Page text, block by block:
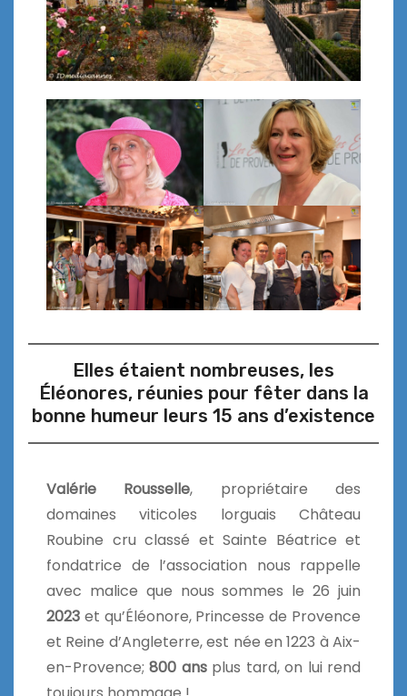
Elles étaient nombreuses, les
Éléonores, réunies pour fêter dans la
bonne humeur leurs 15 ans d’existence
Valérie Rousselle, propriétaire des
domaines viticoles lorguais Château
Roubine cru classé et Sainte Béatrice et
fondatrice de l’association nous rappelle
avec malice que nous sommes le 26 juin
2023 et qu’Éléonore, Princesse de Provence
et Reine d’Angleterre, est née en 1223 à Aix-
en-Provence;800 ansplus tard, on lui rend